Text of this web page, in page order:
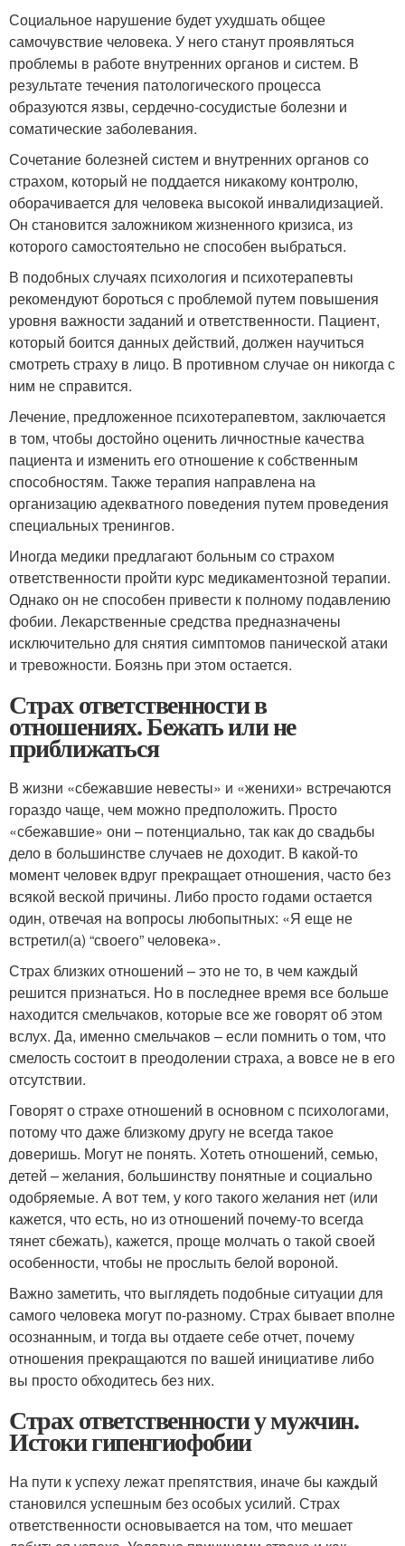
Социальное нарушение будет ухудшать общее
самочувствие человека. У него станут проявляться
проблемы в работе внутренних органов и систем. В
результате течения патологического процесса
образуются язвы, сердечно-сосудистые болезни и
соматические заболевания.
Сочетание болезней систем и внутренних органов со
страхом, который не поддается никакому контролю,
оборачивается для человека высокой инвалидизацией.
Он становится заложником жизненного кризиса, из
которого самостоятельно не способен выбраться.
В подобных случаях психология и психотерапевты
рекомендуют бороться с проблемой путем повышения
уровня важности заданий и ответственности. Пациент,
который боится данных действий, должен научиться
смотреть страху в лицо. В противном случае он никогда с
ним не справится.
Лечение, предложенное психотерапевтом, заключается
в том, чтобы достойно оценить личностные качества
пациента и изменить его отношение к собственным
способностям. Также терапия направлена на
организацию адекватного поведения путем проведения
специальных тренингов.
Иногда медики предлагают больным со страхом
ответственности пройти курс медикаментозной терапии.
Однако он не способен привести к полному подавлению
фобии. Лекарственные средства предназначены
исключительно для снятия симптомов панической атаки
и тревожности. Боязнь при этом остается.
Страх ответственности в
отношениях. Бежать или не
приближаться
В жизни «сбежавшие невесты» и «женихи» встречаются
гораздо чаще, чем можно предположить. Просто
«сбежавшие» они – потенциально, так как до свадьбы
дело в большинстве случаев не доходит. В какой-то
момент человек вдруг прекращает отношения, часто без
всякой веской причины. Либо просто годами остается
один, отвечая на вопросы любопытных: «Я еще не
встретил(а) “своего” человека».
Страх близких отношений – это не то, в чем каждый
решится признаться. Но в последнее время все больше
находится смельчаков, которые все же говорят об этом
вслух. Да, именно смельчаков – если помнить о том, что
смелость состоит в преодолении страха, а вовсе не в его
отсутствии.
Говорят о страхе отношений в основном с психологами,
потому что даже близкому другу не всегда такое
доверишь. Могут не понять. Хотеть отношений, семью,
детей – желания, большинству понятные и социально
одобряемые. А вот тем, у кого такого желания нет (или
кажется, что есть, но из отношений почему-то всегда
тянет сбежать), кажется, проще молчать о такой своей
особенности, чтобы не прослыть белой вороной.
Важно заметить, что выглядеть подобные ситуации для
самого человека могут по-разному. Страх бывает вполне
осознанным, и тогда вы отдаете себе отчет, почему
отношения прекращаются по вашей инициативе либо
вы просто обходитесь без них.
Страх ответственности у мужчин.
Истоки гипенгиофобии
На пути к успеху лежат препятствия, иначе бы каждый
становился успешным без особых усилий. Страх
ответственности основывается на том, что мешает